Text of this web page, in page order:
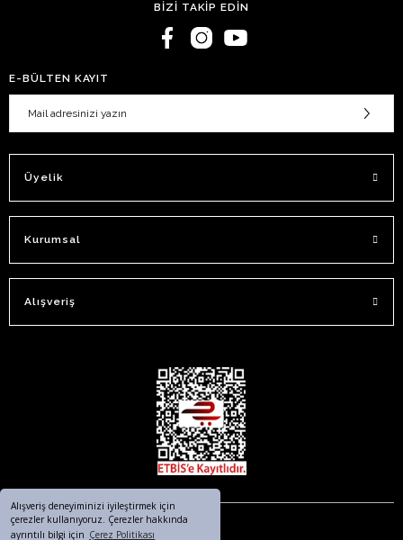
Alışveriş deneyiminizi iyileştirmek için
çerezler kullanıyoruz. Çerezler hakkında
ayrıntılı bilgi için Çerez Politikası
BİZİ TAKİP EDİN
E-BÜLTEN KAYIT
Üyelik
Kurumsal
Alışveriş